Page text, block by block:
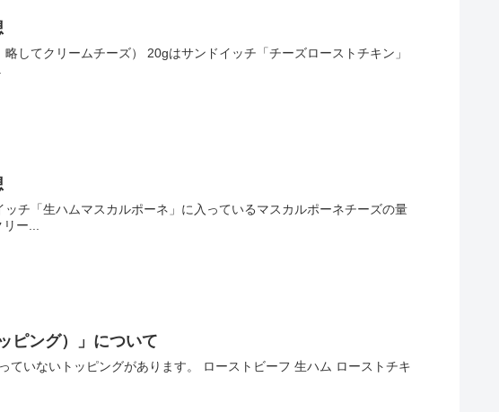
してクリームチーズ） 20gはサンドイッチ「チーズローストチキン」
チ「生ハムマスカルポーネ」に入っているマスカルポーネチーズの量
リー...
ピング）」について
いないトッピングがあります。 ローストビーフ 生ハム ローストチキ